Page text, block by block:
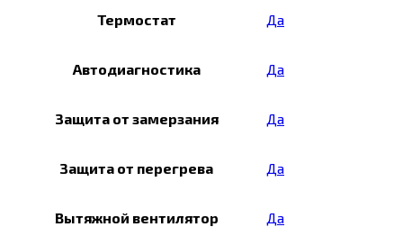
Термостат Да
Автодиагностика Да
Защита от замерзания Да
Защита от перегрева Да
Вытяжной вентилятор Да